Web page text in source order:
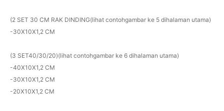
(2 SET 30 CM RAK DINDING(lihat contohgambar ke 5 dihalaman utama)
-30X10X1,2 CM
(3 SET40/30/20)(lihat contohgambar ke 6 dihalaman utama)
-40X10X1,2 CM
-30X10X1,2 CM
-20X10X1,2 CM